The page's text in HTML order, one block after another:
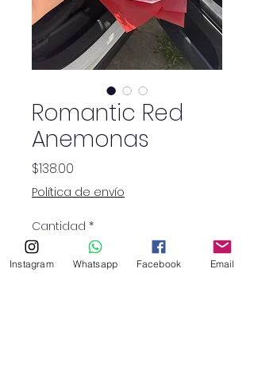
Romantic Red
Anemonas
$138.00
Política de envío
Cantidad *
Instagram Whatsapp Facebook Email